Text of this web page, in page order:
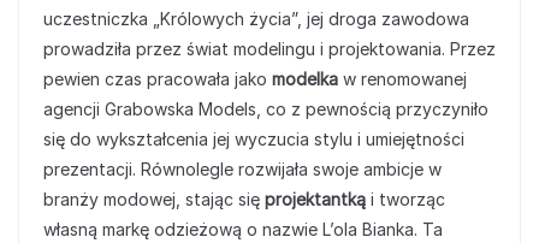
uczestniczka „Królowych życia”, jej droga zawodowa
prowadziła przez świat modelingu i projektowania. Przez
pewien czas pracowała jako modelka w renomowanej
agencji Grabowska Models, co z pewnością przyczyniło
się do wykształcenia jej wyczucia stylu i umiejętności
prezentacji. Równolegle rozwijała swoje ambicje w
branży modowej, stając się projektantką i tworząc
własną markę odzieżową o nazwie L’ola Bianka. Ta